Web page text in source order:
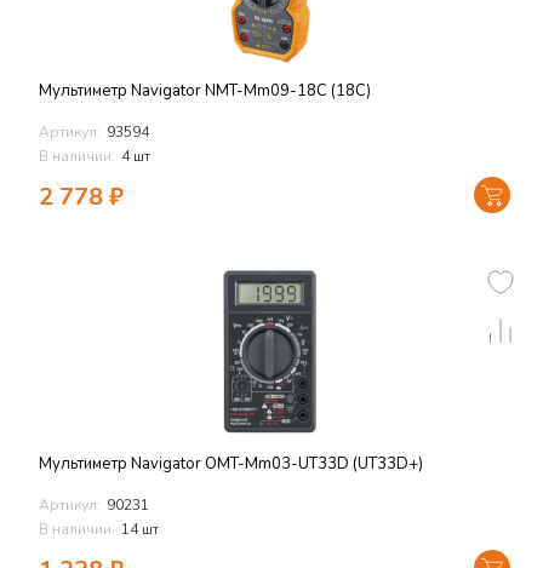
Мультиметр Navigator NMT-Mm09-18C (18C)
Артикул: 93594
В наличии: 4 шт
2 778₽
Мультиметр Navigator OMT-Mm03-UT33D (UT33D+)
Артикул: 90231
В наличии: 14 шт